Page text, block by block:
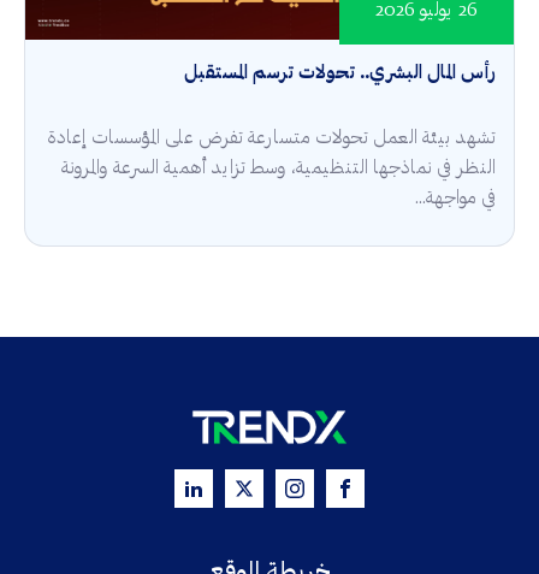
رأس المال البشري.. تحولات ترسم المستقبل
26 يوليو 2026
تشهد بيئة العمل تحولات متسارعة تفرض على المؤسسات إعادة
النظر في نماذجها التنظيمية، وسط تزايد أهمية السرعة والمرونة
في مواجهة...